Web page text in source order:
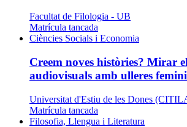
Facultat de Filologia - UB
Matrícula tancada
Ciències Socials i Economia
Creem noves històries? Mirar
audiovisuals amb ulleres
Universitat d'Estiu de les Dones
Matrícula tancada
Filosofia, Llengua i Literatura